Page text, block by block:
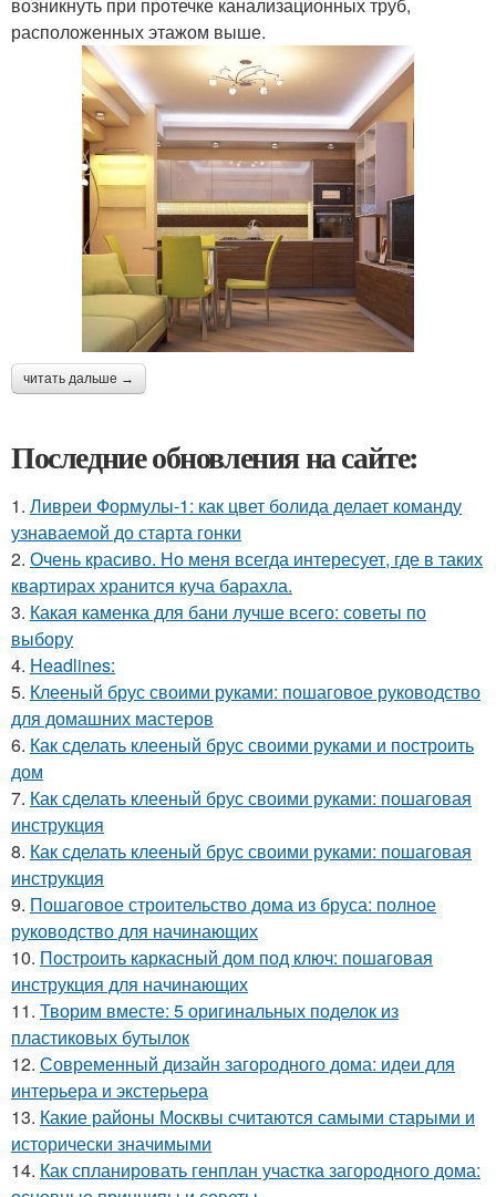
расположенных этажом выше.
читать дальше →
Последние обновления на сайте:
1. Ливреи Формулы-1: как цвет болида делает команду
узнаваемой до старта гонки
2. Очень красиво. Но меня всегда интересует, где в таких
квартирах хранится куча барахла.
3. Какая каменка для бани лучше всего: советы по
выбору
4. Headlines:
5. Клееный брус своими руками: пошаговое руководство
для домашних мастеров
6. Как сделать клееный брус своими руками и построить
дом
7. Как сделать клееный брус своими руками: пошаговая
инструкция
8. Как сделать клееный брус своими руками: пошаговая
инструкция
9. Пошаговое строительство дома из бруса: полное
руководство для начинающих
10. Построить каркасный дом под ключ: пошаговая
инструкция для начинающих
11. Творим вместе: 5 оригинальных поделок из
пластиковых бутылок
12. Современный дизайн загородного дома: идеи для
интерьера и экстерьера
13. Какие районы Москвы считаются самыми старыми и
исторически значимыми
14. Как спланировать генплан участка загородного дома: